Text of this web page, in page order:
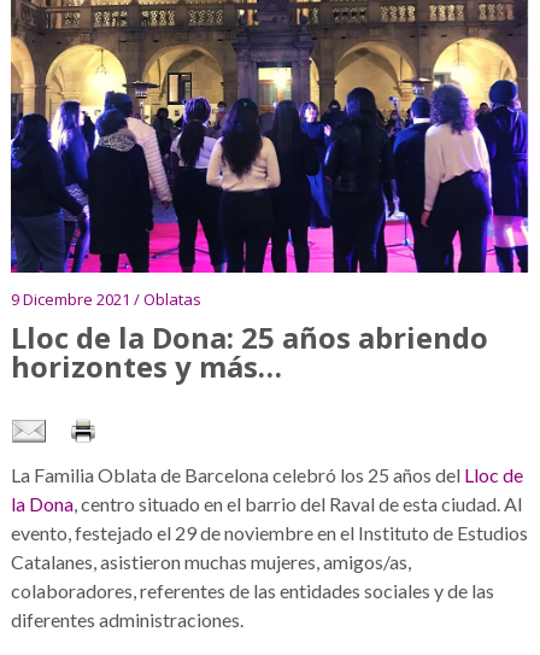
9 Dicembre 2021 / Oblatas
Lloc de la Dona: 25 años abriendo
horizontes y más…
La Familia Oblata de Barcelona celebró los 25 años del Lloc de
la Dona, centro situado en el barrio del Raval de esta ciudad. Al
evento, festejado el 29 de noviembre en el Instituto de Estudios
Catalanes, asistieron muchas mujeres, amigos/as,
colaboradores, referentes de las entidades sociales y de las
diferentes administraciones.